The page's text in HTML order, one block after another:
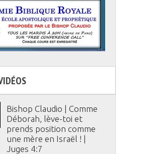
Bishop Claudio | Comme
Déborah, lève-toi et
prends position comme
une mère en Israël ! |
Juges 4:7